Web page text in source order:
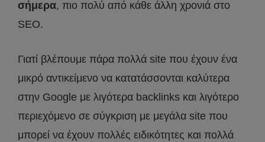
σήμερα, πιο πολύ από κάθε άλλη χρονιά στο
SEO.
Γιατί βλέπουμε πάρα πολλά site που έχουν ένα
μικρό αντικείμενο να κατατάσσονται καλύτερα
στην Google με λιγότερα backlinks και λιγότερο
περιεχόμενο σε σύγκριση με μεγάλα site που
μπορεί να έχουν πολλές ειδικότητες και πολλά